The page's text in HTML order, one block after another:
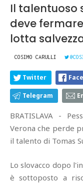
Il talentuoso
deve
lotta
COSIMO CARULLI
Twitter
Telegram
BRATISLAVA -
Verona che perde
il talento di Tomas
Lo slovacco dopo
è sottoposto a